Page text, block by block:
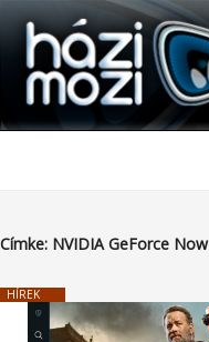
Tartalomhoz
HAZIMOZI
Címke: NVIDIA GeForce Now
HÍREK